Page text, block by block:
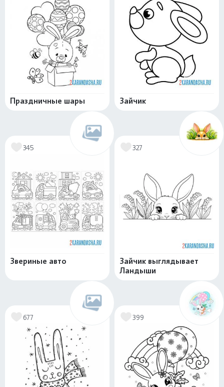
Праздничные шары Зайчик
345
Звериные авто
327
Зайчик выглядывает
Ландыши
677 399